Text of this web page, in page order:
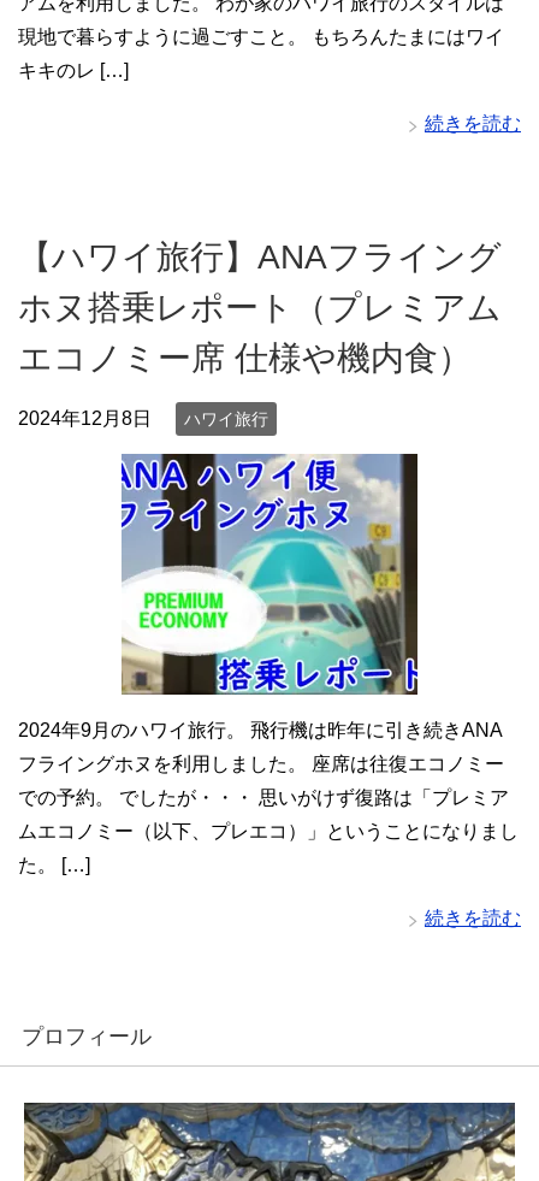
現地で暮らすように過ごすこと。 もちろんたまにはワイ
キキのレ […]
続きを読む
【ハワイ旅行】ANAフライング
ホヌ搭乗レポート（プレミアム
エコノミー席 仕様や機内食）
2024年12月8日 ハワイ旅行
2024年9月のハワイ旅行。 飛行機は昨年に引き続きANA
フライングホヌを利用しました。 座席は往復エコノミー
での予約。 でしたが・・・ 思いがけず復路は「プレミア
ムエコノミー（以下、プレエコ）」ということになりまし
た。 […]
続きを読む
プロフィール